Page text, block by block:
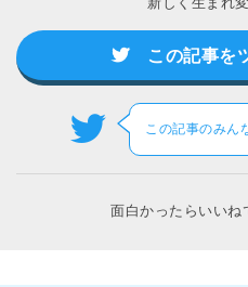
この記事を
この記事のみん
面白かったらいいね